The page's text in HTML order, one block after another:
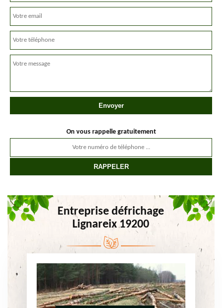
On vous rappelle gratuitement
Entreprise défrichage
Lignareix 19200